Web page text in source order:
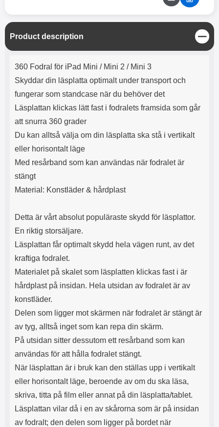
Product description
C
l
o
Product description
360 Fodral för iPad Mini / Mini 2 / Mini 3
Skyddar din läsplatta optimalt under transport och
fungerar som standcase när du behöver det
Läsplattan klickas lätt fast i fodralets framsida som går
att snurra 360 grader
Du kan alltså välja om din läsplatta ska stå i vertikalt
eller horisontalt läge
Med resårband som kan användas när fodralet är
stängt
Material: Konstläder & hårdplast
Detta är vårt absolut populäraste skydd för läsplattor.
En riktig storsäljare.
Läsplattan får optimalt skydd hela vägen runt, av det
kraftiga fodralet.
Materialet på skalet som läsplatten klickas fast i är
hårdplast på insidan. Hela utsidan av fodralet är av
konstläder.
Delen som ligger mot skärmen när fodralet är stängt är
av tyg, alltså inget som kan repa din skärm.
På utsidan sitter dessutom ett resårband som kan
användas för att hålla fodralet stängt.
När läsplattan är i bruk kan den ställas upp i vertikalt
eller horisontalt läge, beroende av om du ska läsa,
skriva, titta på film eller annat på din läsplatta/tablet.
Läsplattan vilar då i en av skårorna som är på insidan
av fodralt; den delen som ligger på bordet när